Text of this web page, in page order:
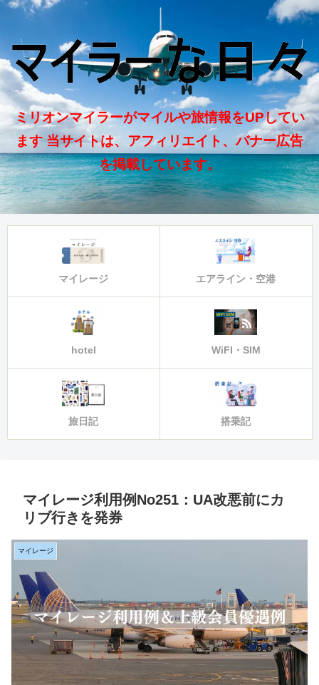
ミリオンマイラーがマイルや旅情報をUPしてい
ます 当サイトは、アフィリエイト、バナー広告
を掲載しています。
マイレージ エアライン・空港
hotel WiFI・SIM
旅日記 搭乗記
マイレージ利用例No251：UA改悪前にカ
リブ行きを発券
マイレージ